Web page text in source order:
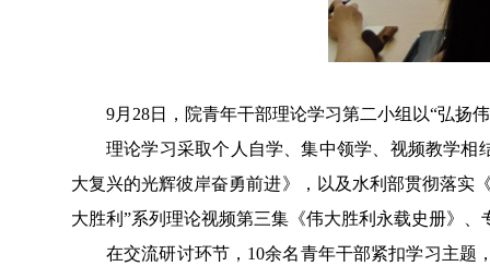
9月 28日，院青年干部理论学习第二小组以“弘扬
理论学习采取个人自学、集中领学、视频教学
大复兴的光辉彼岸奋勇前进》
，以及 水利部贯彻落实
大胜利”系列理论视频第三集《伟大胜利永载史册》
在交流研讨环节， 10余名青年干部紧扣学习主题